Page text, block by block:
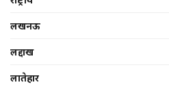
लखनऊ
लद्दाख
लातेहार